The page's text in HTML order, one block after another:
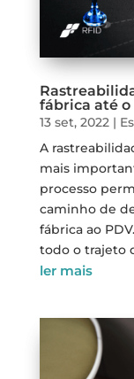
fábrica até o
13 set, 2022|
A
mais
processo
caminho de
fábrica ao
todo o trajeto
ler mais